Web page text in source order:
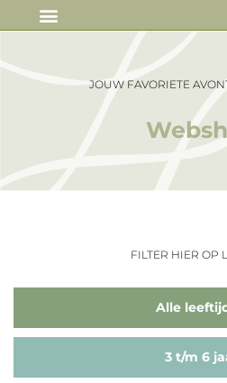
JOUW FAVORIETE
FILTER HIER OP
Alle
3 t/m 6